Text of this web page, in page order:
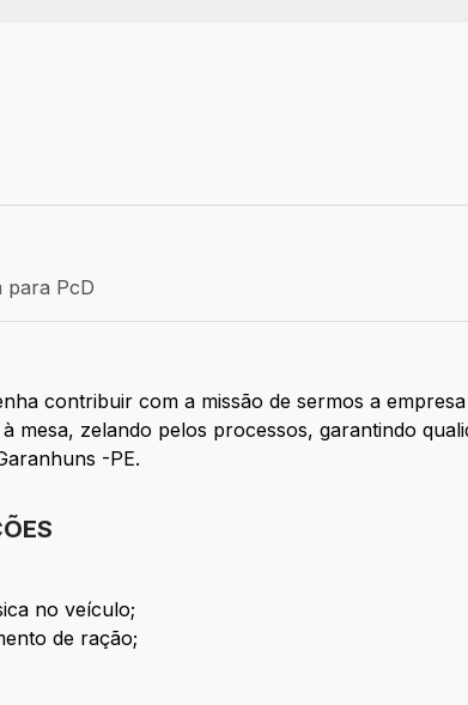
PcD
para PcD
contribuir com a missão de sermos a
mesa, zelando pelos processos, garantindo
-PE.
no veículo;
de ração;